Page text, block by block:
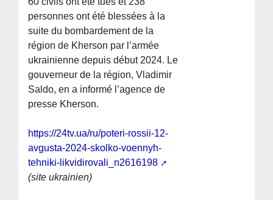
personnes ont été blessées à la
suite du bombardement de la
région de Kherson par l’armée
ukrainienne depuis début 2024. Le
gouverneur de la région, Vladimir
Saldo, en a informé l’agence de
presse Kherson.
https://24tv.ua/ru/poteri-rossii-12-
avgusta-2024-skolko-voennyh-
tehniki-likvidirovali_n2616198
(site ukrainien)